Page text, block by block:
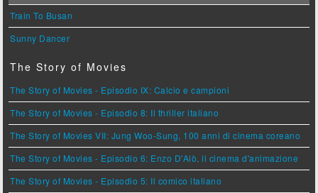
Train To Busan
Sunny Dancer
The Story of Movies
The Story of Movies - Episodio IX: Calcio e campioni
The Story of Movies - Episodio 8: Il thriller italiano
The Story of Movies VII: Jung Woo-Sung, 100 anni di cinema coreano
The Story of Movies - Episodio 6: Enzo D'Alò, il cinema d'animazione
The Story of Movies - Episodio 5: Il comico italiano